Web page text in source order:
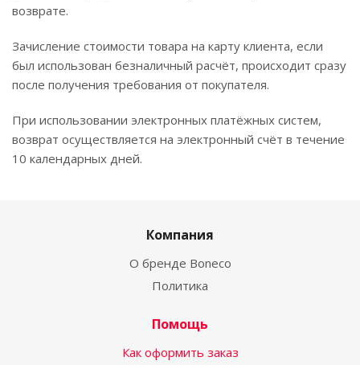
возврате.
Зачисление стоимости товара на карту клиента, если
был использован безналичный расчёт, происходит сразу
после получения требования от покупателя.
При использовании электронных платёжных систем,
возврат осуществляется на электронный счёт в течение
10 календарных дней.
Компания
О бренде Boneco
Политика
Помощь
Как оформить заказ